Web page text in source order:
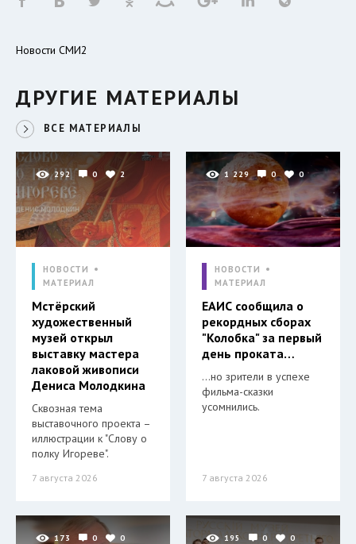
Новости СМИ2
ДРУГИЕ МАТЕРИАЛЫ
ВСЕ МАТЕРИАЛЫ
292 0 2
НОВОСТИ
МАТЕРИАЛ
Мстёрский
художественный
музей открыл
выставку мастера
лаковой живописи
Дениса Молодкина
Сквозная тема
выставочного проекта –
иллюстрации к "Слову о
полку Игореве".
7 августа 2026
1 229 0 0
НОВОСТИ
МАТЕРИАЛ
ЕАИС сообщила о
рекордных сборах
"Колобка" за первый
день проката…
…но зрители в успехе
фильма-сказки
усомнились.
7 августа 2026
173 0 0 195 0 0